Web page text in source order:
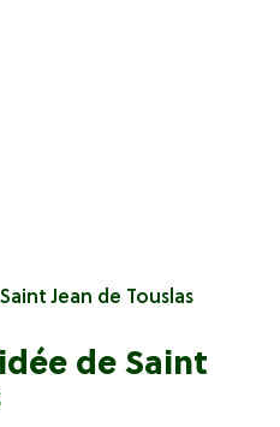
Jean de Touslas
de Saint